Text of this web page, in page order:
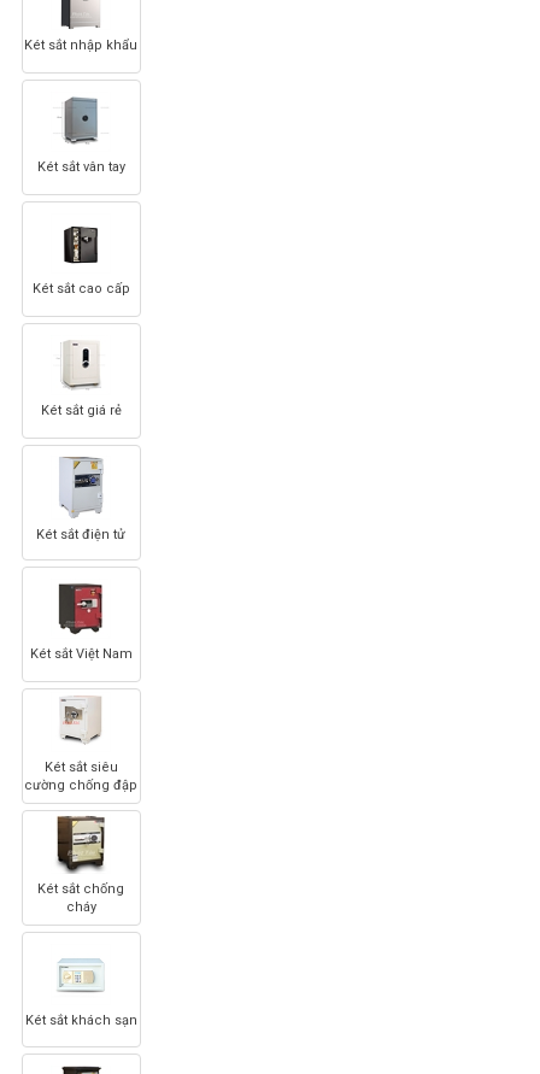
Két sắt nhập khẩu
Két sắt vân tay
Két sắt cao cấp
Két sắt giá rẻ
Két sắt điện tử
Két sắt Việt Nam
Két sắt siêu
cường chống đập
Két sắt chống
cháy
Két sắt khách sạn